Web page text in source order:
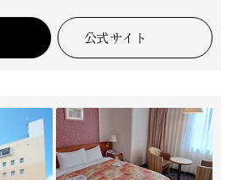
公式サイト